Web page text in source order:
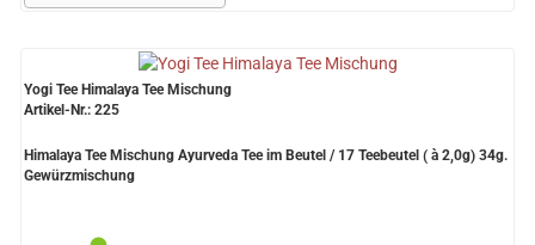
Yogi Tee Himalaya Tee Mischung
Artikel-Nr.: 225
Himalaya Tee Mischung Ayurveda Tee im Beutel / 17 Teebeutel ( à 2,0g) 34g.
Gewürzmischung